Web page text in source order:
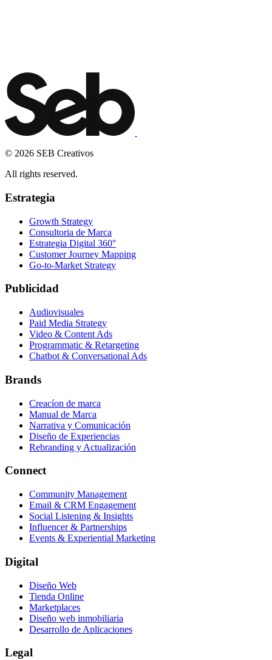
© 2026 SEB Creativos
All rights reserved.
Estrategia
Growth Strategy
Consultoria de Marca
Estrategia Digital 360°
Customer Journey Mapping
Go-to-Market Strategy
Publicidad
Audiovisuales
Paid Media Strategy
Video & Content Ads
Programmatic & Retargeting
Chatbot & Conversational Ads
Brands
Creacíon de marca
Manual de Marca
Narrativa y Comunicación
Diseño de Experiencias
Rebranding y Actualización
Connect
Community Management
Email & CRM Engagement
Social Listening & Insights
Influencer & Partnerships
Events & Experiential Marketing
Digital
Diseño Web
Tienda Online
Marketplaces
Diseño web inmobiliaria
Desarrollo de Aplicaciones
Legal